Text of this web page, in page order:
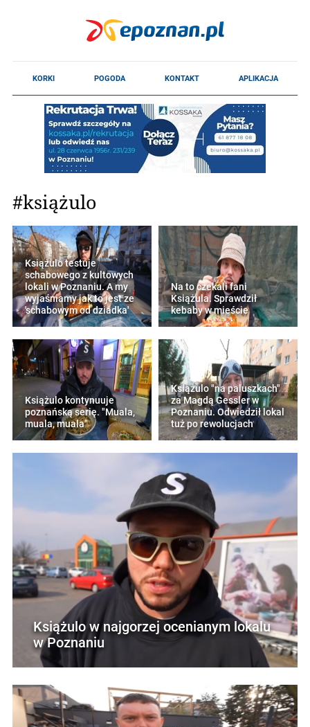
#książulo
Książulo testuje
schabowego z kultowych
lokali w Poznaniu. A my
wyjaśniamy jak to jest ze
'schabowym od dziadka'
Na to czekali fani
Książula. Sprawdził
kebaby w mieście
Książulo kontynuuje
poznańską serię. "Muala,
muala, muala"
Książulo "na paluszkach"
za Magdą Gessler w
Poznaniu. Odwiedził lokal
tuż po rewolucjach
Książulo w najgorzej ocenianym lokalu
w Poznaniu